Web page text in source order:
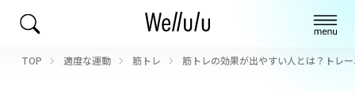
TOP 適度な運動 筋トレ 筋トレの効果が出やすい人とは？トレ